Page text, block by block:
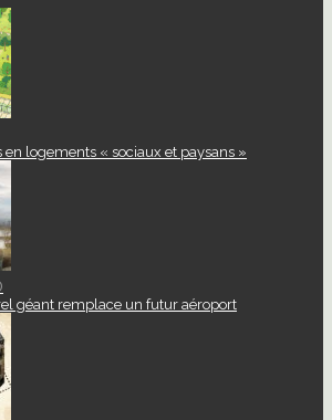
logements « sociaux et paysans »
géant remplace un futur aéroport